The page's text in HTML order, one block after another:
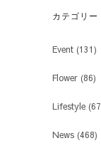
カテゴリー
Event (131)
Flower (86)
Lifestyle
News (468)